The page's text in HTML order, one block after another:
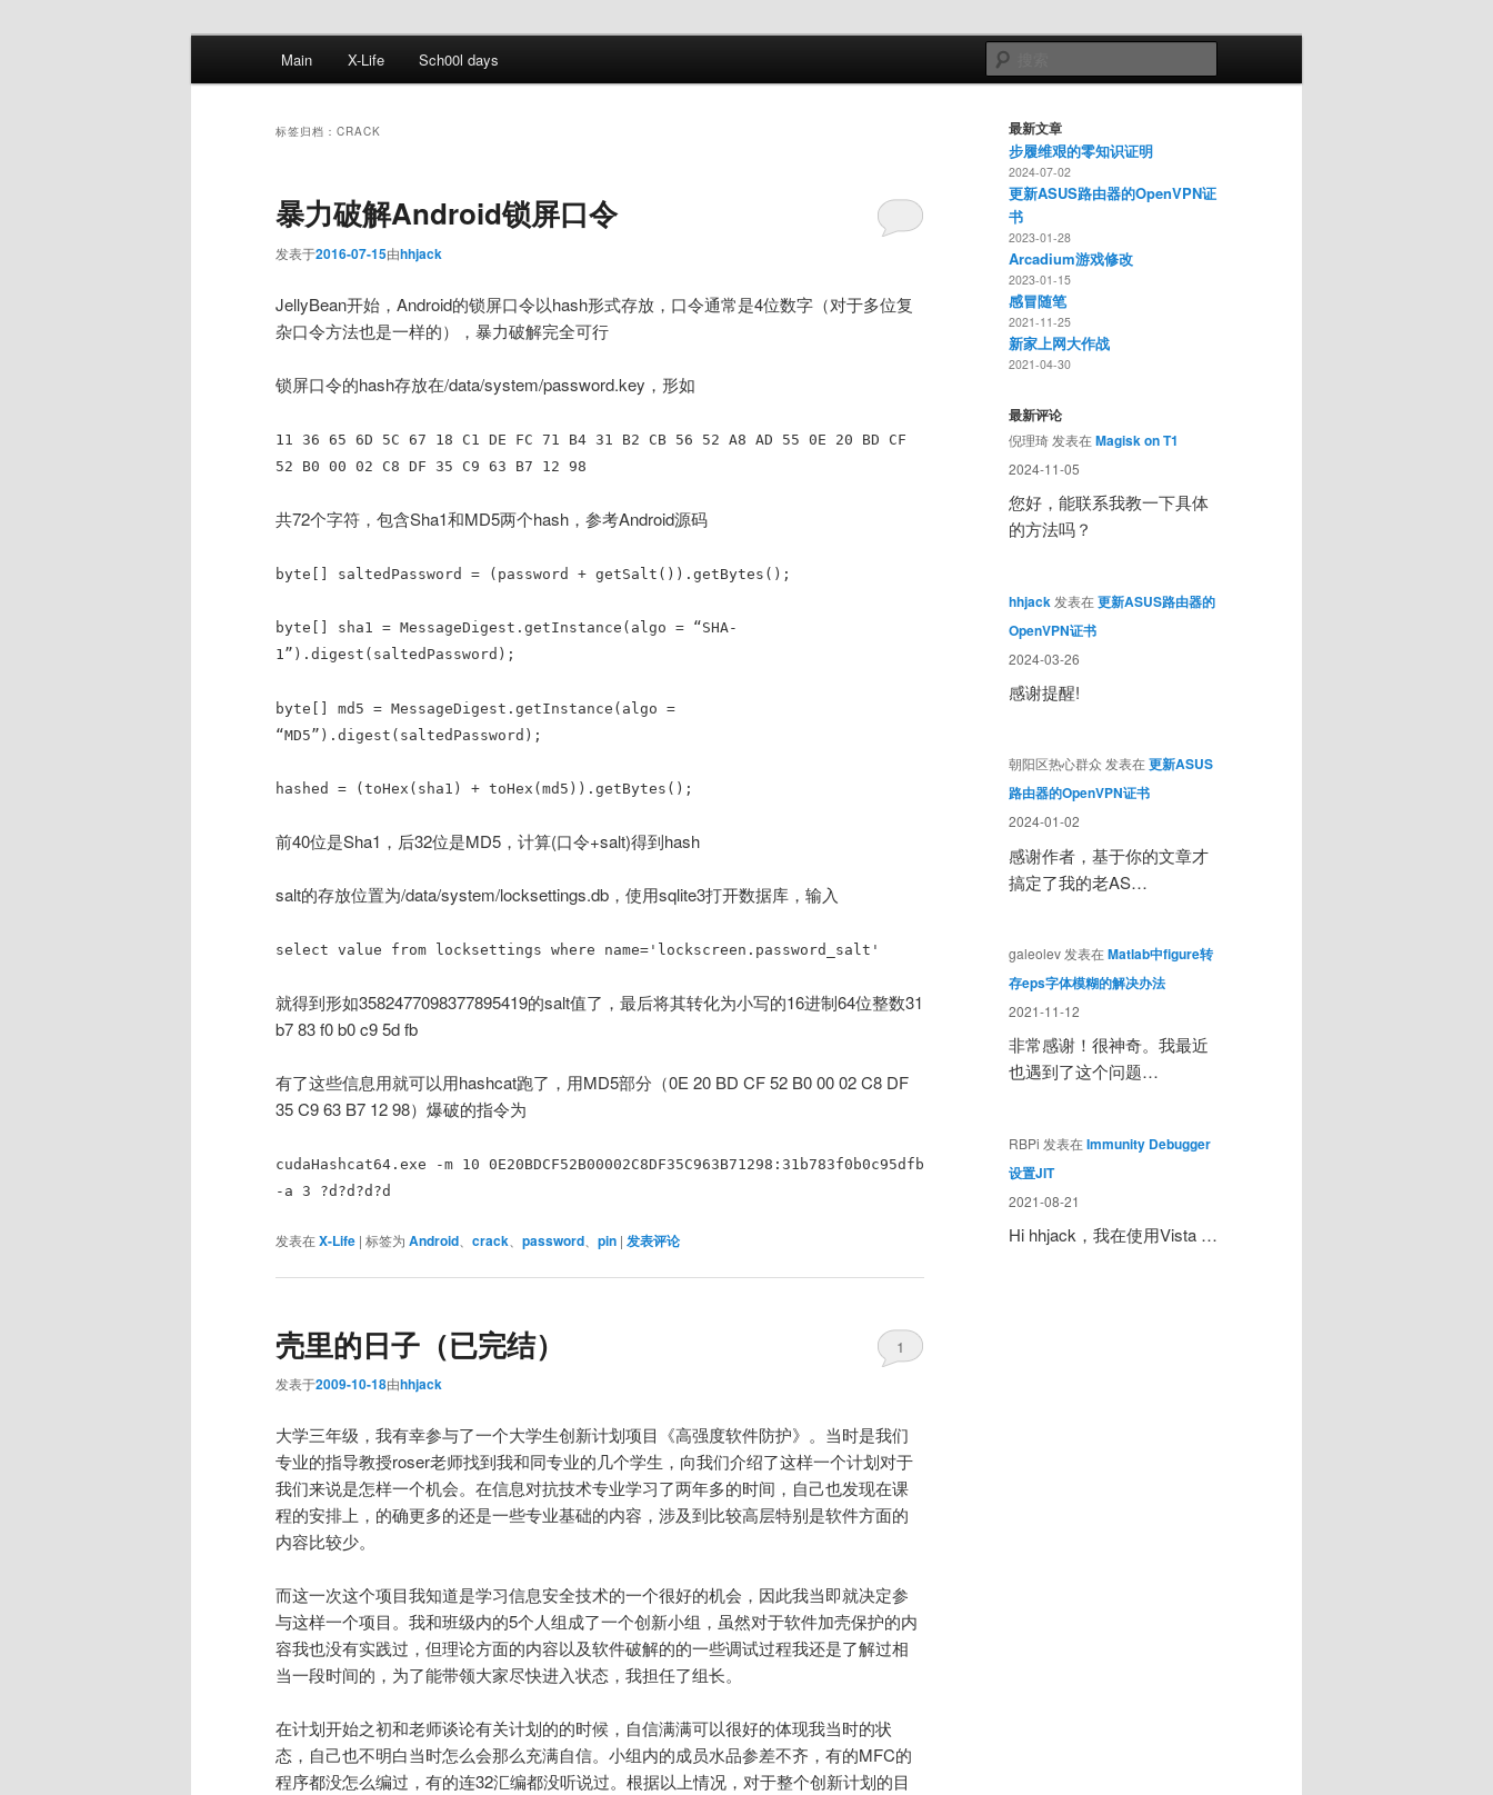
索
Main X-Life Sch00l days
标签归档： CRACK
暴力破解Android锁屏口令
发表于2016-07-15由hhjack
JellyBean开始，Android的锁屏口令以hash形式存放，口令通常是4位数字（对于多位复
杂口令方法也是一样的），暴力破解完全可行
锁屏口令的hash存放在/data/system/password.key，形如
11 36 65 6D 5C 67 18 C1 DE FC 71 B4 31 B2 CB 56 52 A8 AD 55 0E 20 BD CF
52 B0 00 02 C8 DF 35 C9 63 B7 12 98
共72个字符，包含Sha1和MD5两个hash，参考Android源码
byte[] saltedPassword = (password + getSalt()).getBytes();
byte[] sha1 = MessageDigest.getInstance(algo = “SHA-
1”).digest(saltedPassword);
byte[] md5 = MessageDigest.getInstance(algo =
“MD5”).digest(saltedPassword);
hashed = (toHex(sha1) + toHex(md5)).getBytes();
前40位是Sha1，后32位是MD5，计算(口令+salt)得到hash
salt的存放位置为/data/system/locksettings.db，使用sqlite3打开数据库，输入
select value from locksettings where name='lockscreen.password_salt'
就得到形如3582477098377895419的salt值了，最后将其转化为小写的16进制64位整数31
b7 83 f0 b0 c9 5d fb
有了这些信息用就可以用hashcat跑了，用MD5部分（0E 20 BD CF 52 B0 00 02 C8 DF
35 C9 63 B7 12 98）爆破的指令为
cudaHashcat64.exe -m 10 0E20BDCF52B00002C8DF35C963B71298:31b783f0b0c95dfb
-a 3 ?d?d?d?d
发表在X-Life | 标签为 Android crack password pin | 发表评论
壳里的日子（已完结）
发表于2009-10-18由hhjack
1
大学三年级，我有幸参与了一个大学生创新计划项目《高强度软件防护》。当时是我们
专业的指导教授roser老师找到我和同专业的几个学生，向我们介绍了这样一个计划对于
我们来说是怎样一个机会。在信息对抗技术专业学习了两年多的时间，自己也发现在课
程的安排上，的确更多的还是一些专业基础的内容，涉及到比较高层特别是软件方面的
内容比较少。
而这一次这个项目我知道是学习信息安全技术的一个很好的机会，因此我当即就决定参
与这样一个项目。我和班级内的5个人组成了一个创新小组，虽然对于软件加壳保护的内
容我也没有实践过，但理论方面的内容以及软件破解的的一些调试过程我还是了解过相
当一段时间的，为了能带领大家尽快进入状态，我担任了组长。
在计划开始之初和老师谈论有关计划的的时候，自信满满可以很好的体现我当时的状
态，自己也不明白当时怎么会那么充满自信。小组内的成员水品参差不齐，有的MFC的
程序都没怎么编过，有的连32汇编都没听说过。根据以上情况，对于整个创新计划的目
最新文章
步履维艰的零知识证明
2024-07-02
更新ASUS路由器的OpenVPN证
书
2023-01-28
Arcadium游戏修改
2023-01-15
感冒随笔
2021-11-25
新家上网大作战
2021-04-30
最新评论
倪理琦 发表在Magisk on T1
2024-11-05
您好，能联系我教一下具体
的方法吗？
hhjack 发表在更新ASUS路由器的
OpenVPN证书
2024-03-26
感谢提醒!
朝阳区热心群众 发表在更新ASUS
路由器的OpenVPN证书
2024-01-02
感谢作者，基于你的文章才
搞定了我的老AS…
galeolev 发表在Matlab中figure转
存eps字体模糊的解决办法
2021-11-12
非常感谢！很神奇。我最近
也遇到了这个问题…
RBPi 发表在Immunity Debugger
设置JIT
2021-08-21
Hi hhjack，我在使用Vista …